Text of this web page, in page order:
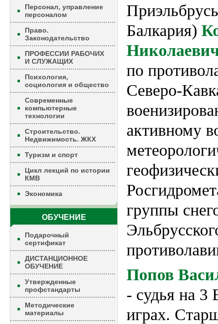
Персонал, управление
персоналом
Право.
Законодательство
ПРОФЕССИИ РАБОЧИХ
И СЛУЖАЩИХ
Психология,
социология и общество
Современные
компьютерные
технологии
Строительство.
Недвижимость. ЖКХ
Туризм и спорт
Цикл лекций по истории
КМВ
Экономика
ОБУЧЕНИЕ
Подарочный
сертификат
ДИСТАНЦИОННОЕ
ОБУЧЕНИЕ
Утвержденные
профстандарты
Методические
материалы
Балкария)
по
Северо-
активному
группы
Попов
- судья на
играх.